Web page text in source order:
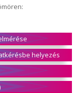
helyezés